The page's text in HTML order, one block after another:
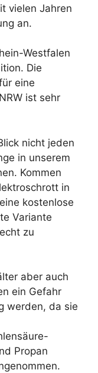
vielen Jahren
an.
Westfalen
Die
eine
ist sehr
nicht jeden
in unserem
Kommen
in
kostenlose
Variante
zu
aber auch
ein Gefahr
werden, da sie
Propan